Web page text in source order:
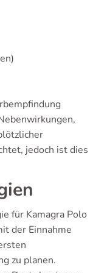
jedoch ist dies
für Kamagra Polo
der Einnahme
zu planen.